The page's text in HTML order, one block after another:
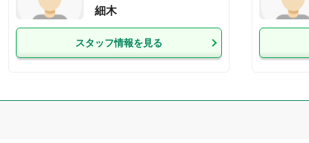
細木
スタッフ情報を見る